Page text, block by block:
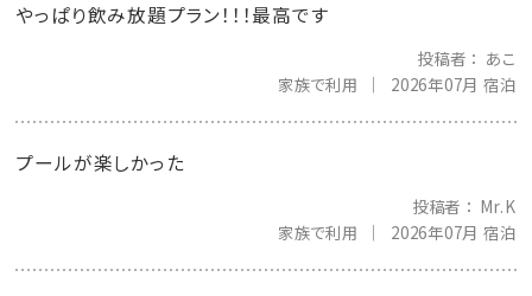
やっぱり飲み放題プラン！！！最高です
投稿者
あこ
家族で利用
2026年07月 宿泊
プールが楽しかった
投稿者
Mr.K
家族で利用
2026年07月 宿泊